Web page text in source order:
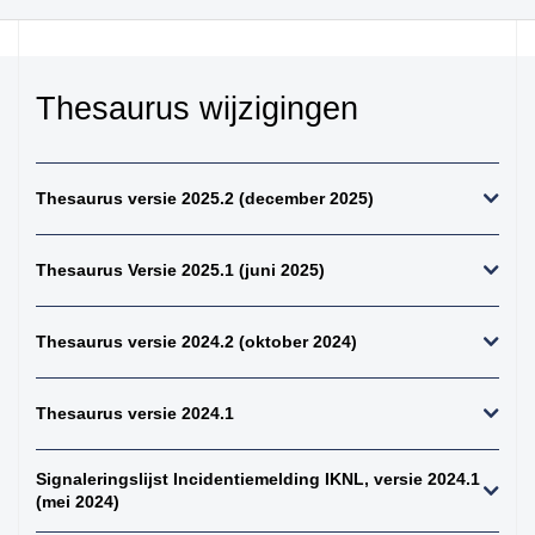
kiemcel-tumoren
kraakbeen)
bovenste extremiteit
36. beenderen
maligne weke delen
tumoren (inclusief bot
tumoren)
39. alle
osteosarcomen
totaal (centraal +
Thesaurus wijzigingen
Thesaurus versie 2025.2 (december 2025)
Thesaurus Versie 2025.1 (juni 2025)
Thesaurus versie 2024.2 (oktober 2024)
Thesaurus versie 2024.1
Signaleringslijst Incidentiemelding IKNL, versie 2024.1
(mei 2024)